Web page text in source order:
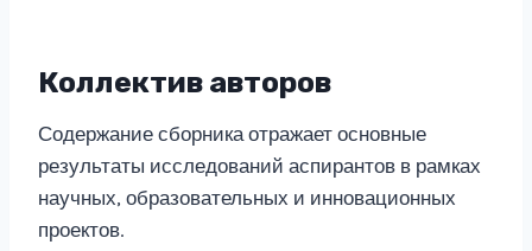
Коллектив авторов
Содержание сборника отражает основные
результаты исследований аспирантов в рамках
научных, образовательных и инновационных
проектов.